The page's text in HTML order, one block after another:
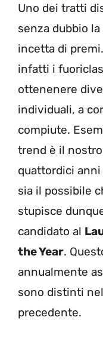
Uno dei tratti
senza dubbio
incetta di
infatti i
ottenenere
individuali, a
compiute.
trend è il nostro
quattordici anni
sia il possibile
stupisce
candidato al
the Year.
annualmente
sono distinti
precedente.